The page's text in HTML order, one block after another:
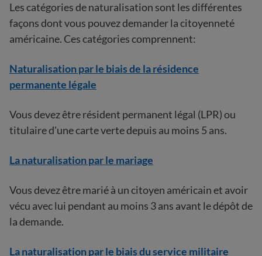
Les catégories de naturalisation sont les différentes
façons dont vous pouvez demander la citoyenneté
américaine. Ces catégories comprennent:
Naturalisation par le biais de la résidence
permanente légale
Vous devez être résident permanent légal (LPR) ou
titulaire d'une carte verte depuis au moins 5 ans.
La naturalisation par le mariage
Vous devez être marié à un citoyen américain et avoir
vécu avec lui pendant au moins 3 ans avant le dépôt de
la demande.
La naturalisation par le biais du service militaire